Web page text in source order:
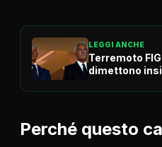
LEGGI ANCHE
Terremoto
dimettono
Perché questo